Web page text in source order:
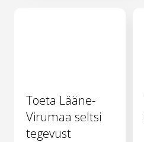
Toeta Lääne-
Virumaa seltsi
tegevust